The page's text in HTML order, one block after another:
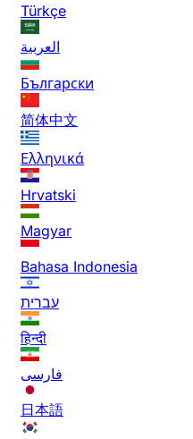
Türkçe
العربية
Български
简体中文
Ελληνικά
Hrvatski
Magyar
Bahasa Indonesia
עברית
हिन्दी
فارسی
日本語